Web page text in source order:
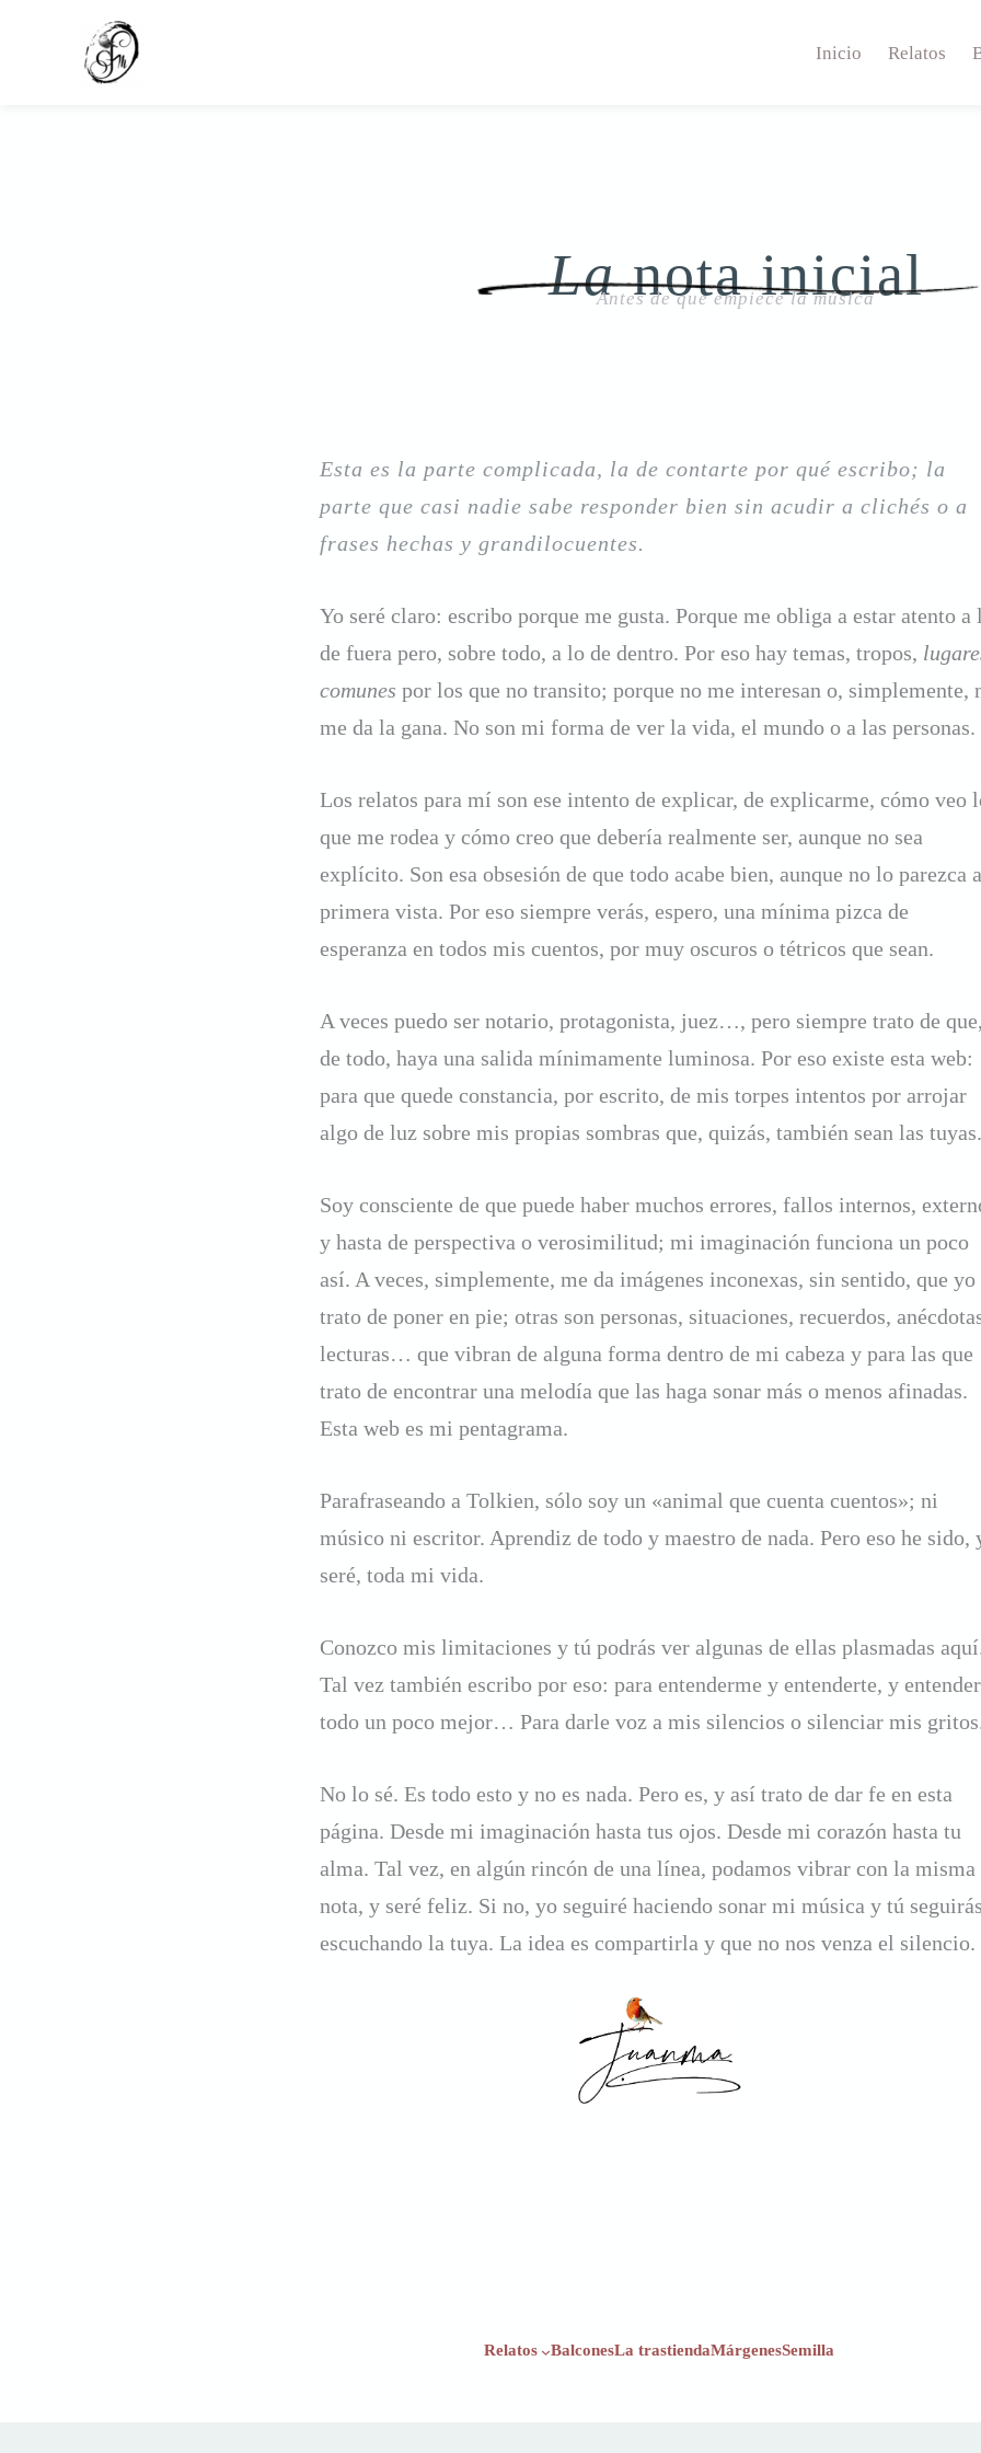
Inicio Relatos
Lanota inicial
Antes de que empiece la música
Esta es la parte complicada, la de contarte por qué escribo; la
parte que casi nadie sabe responder bien sin acudir a clichés o a
frases hechas y grandilocuentes.
Yo seré claro: escribo porque me gusta. Porque me obliga a estar atento a
de fuera pero, sobre todo, a lo de dentro. Por eso hay temas, tropos,
comunes por los que no transito; porque no me interesan o, simplemente,
me da la gana. No son mi forma de ver la vida, el mundo o a las personas.
Los relatos para mí son ese intento de explicar, de explicarme, cómo veo
que me rodea y cómo creo que debería realmente ser, aunque no sea
explícito. Son esa obsesión de que todo acabe bien, aunque no lo parezca a
primera vista. Por eso siempre verás, espero, una mínima pizca de
esperanza en todos mis cuentos, por muy oscuros o tétricos que sean.
A veces puedo ser notario, protagonista, juez…, pero siempre trato de que,
de todo, haya una salida mínimamente luminosa. Por eso existe esta web:
para que quede constancia, por escrito, de mis torpes intentos por arrojar
algo de luz sobre mis propias sombras que, quizás, también sean las tuyas.
Soy consciente de que puede haber muchos errores, fallos internos,
y hasta de perspectiva o verosimilitud; mi imaginación funciona un poco
así. A veces, simplemente, me da imágenes inconexas, sin sentido, que yo
trato de poner en pie; otras son personas, situaciones, recuerdos,
lecturas… que vibran de alguna forma dentro de mi cabeza y para las que
trato de encontrar una melodía que las haga sonar más o menos afinadas.
Esta web es mi pentagrama.
Parafraseando a Tolkien, sólo soy un «animal que cuenta cuentos»; ni
músico ni escritor. Aprendiz de todo y maestro de nada. Pero eso he sido,
seré, toda mi vida.
Conozco mis limitaciones y tú podrás ver algunas de ellas plasmadas
Tal vez también escribo por eso: para entenderme y entenderte, y
todo un poco mejor… Para darle voz a mis silencios o silenciar mis
No lo sé. Es todo esto y no es nada. Pero es, y así trato de dar fe en esta
página. Desde mi imaginación hasta tus ojos. Desde mi corazón hasta tu
alma. Tal vez, en algún rincón de una línea, podamos vibrar con la misma
nota, y seré feliz. Si no, yo seguiré haciendo sonar mi música y tú seguirás
escuchando la tuya. La idea es compartirla y que no nos venza el silencio.
Relatos BalconesLa trastiendaMárgenesSemilla